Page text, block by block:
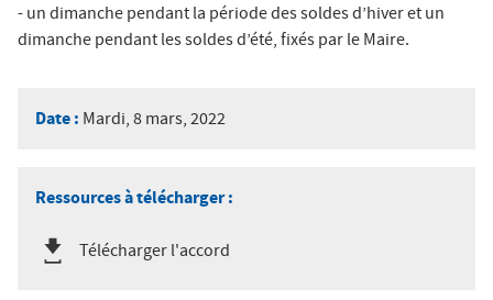
- un dimanche pendant la période des soldes d’hiver et un
dimanche pendant les soldes d’été, fixés par le Maire.
Date : Mardi, 8 mars, 2022
Ressources à télécharger :
Télécharger l'accord